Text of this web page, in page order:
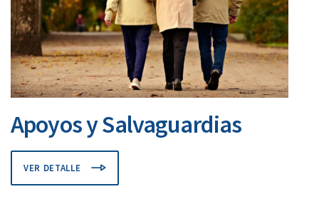
Apoyos y Salvaguardias
VER DETALLE